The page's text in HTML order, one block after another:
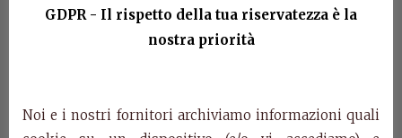
COMPOSTA DA:
cm. l.202 p. 216 h. 155
GDPR - Il rispetto della tua riservatezza è la
nostra priorità
Noi e i nostri fornitori archiviamo informazioni quali